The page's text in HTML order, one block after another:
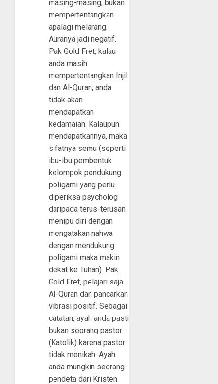
masing-masing, bukan
mempertentangkan
apalagi melarang.
Auranya jadi negatif.
Pak Gold Fret, kalau
anda masih
mempertentangkan Injil
dan Al-Quran, anda
tidak akan
mendapatkan
kedamaian. Kalaupun
mendapatkannya, maka
sifatnya semu (seperti
ibu-ibu pembentuk
kelompok pendukung
poligami yang perlu
diperiksa psycholog
daripada terus-terusan
menipu diri dengan
mengatakan nahwa
dengan mendukung
poligami maka makin
dekat ke Tuhan). Pak
Gold Fret, pelajari saja
Al-Quran dan pancarkan
vibrasi positif. Sebagai
catatan, ayah anda pasti
bukan seorang pastor
(Katolik) karena pastor
tidak menikah. Ayah
anda mungkin seorang
pendeta dari Kristen